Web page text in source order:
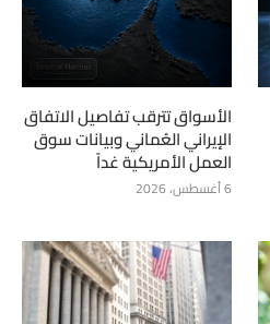
الأسواق تترقب تفاصيل الاتفاق
الإيراني العُماني وبيانات سوق
العمل الأمريكية غداً
6 أغسطس، 2026